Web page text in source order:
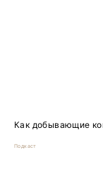
Как добывающие
Подкаст